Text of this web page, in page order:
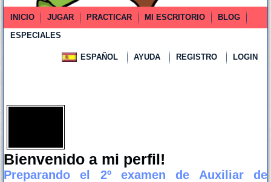
INICIO JUGAR PRACTICAR MI ESCRITORIO
BLOG
ESPECIALES
ESPAÑOL AYUDA REGISTRO LOGIN
Bienvenido a mi perfil!
Preparando el 2º examen de Auxiliar de